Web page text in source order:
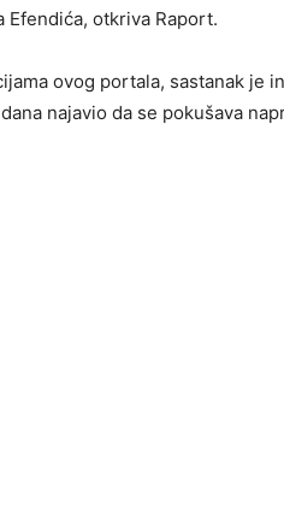
Efendića, otkriva Raport.
ovog portala, sastanak je
najavio da se pokušava